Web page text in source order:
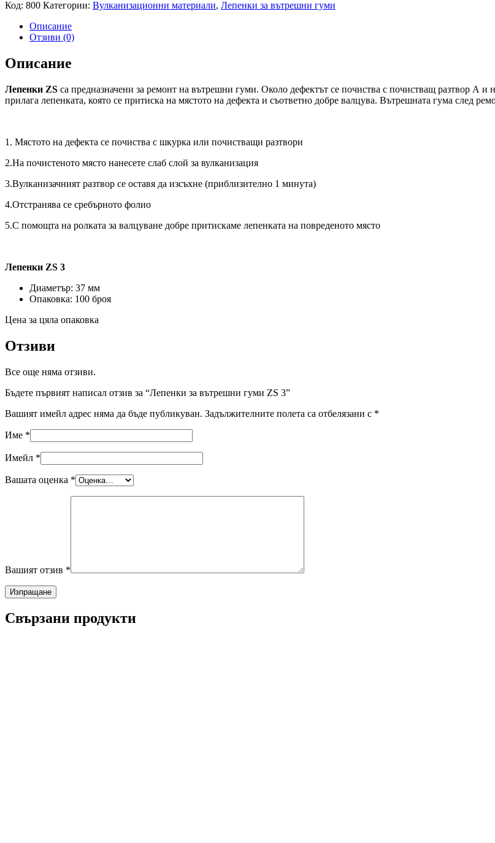
Код: 800 Категории: Вулканизационни материали, Лепенки за вътрешни гуми
Описание
Отзиви (0)
Описание
Лепенки ZS са предназначени за ремонт на вътрешни гуми. Около дефектът се почиства с почистващ разтвор А и
прилага лепенката, която се притиска на мястото на дефекта и съответно добре валцува. Вътрешната гума след
1. Мястото на дефекта се почиства с шкурка или почистващи разтвори
2.На почистеното място нанесете слаб слой за вулканизация
3.Вулканизачният разтвор се оставя да изсъхне (приблизително 1 минута)
4.Отстранява се сребърното фолио
5.С помощта на ролката за валцуване добре притискаме лепенката на повреденото място
Лепенки ZS 3
Диаметър: 37 мм
Опаковка: 100 броя
Цена за цяла опаковка
Отзиви
Все още няма отзиви.
Бъдете първият написал отзив за “Лепенки за вътрешни гуми ZS 3”
Вашият имейл адрес няма да бъде публикуван. Задължителните полета са отбелязани с *
Име *
Имейл *
Вашата оценка *
Вашият отзив *
Свързани продукти